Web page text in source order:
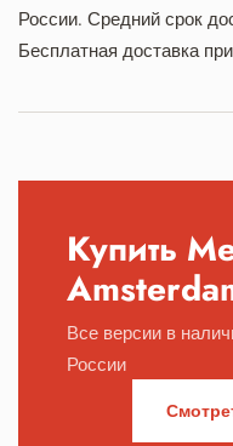
России. Средний срок
Бесплатная доставка
Купить
Все версии в
России